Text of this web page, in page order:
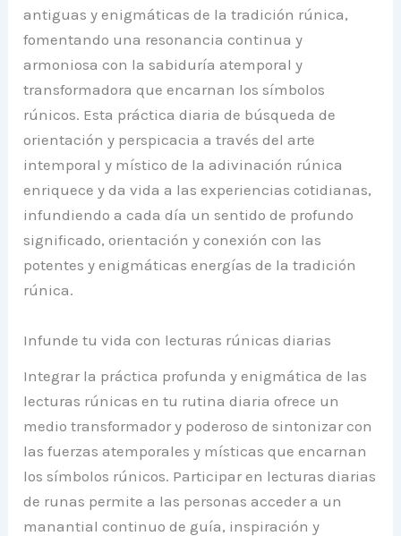
antiguas y enigmáticas de la tradición rúnica,
fomentando una resonancia continua y
armoniosa con la sabiduría atemporal y
transformadora que encarnan los símbolos
rúnicos. Esta práctica diaria de búsqueda de
orientación y perspicacia a través del arte
intemporal y místico de la adivinación rúnica
enriquece y da vida a las experiencias cotidianas,
infundiendo a cada día un sentido de profundo
significado, orientación y conexión con las
potentes y enigmáticas energías de la tradición
rúnica.
Infunde tu vida con lecturas rúnicas diarias
Integrar la práctica profunda y enigmática de las
lecturas rúnicas en tu rutina diaria ofrece un
medio transformador y poderoso de sintonizar con
las fuerzas atemporales y místicas que encarnan
los símbolos rúnicos. Participar en lecturas diarias
de runas permite a las personas acceder a un
manantial continuo de guía, inspiración y